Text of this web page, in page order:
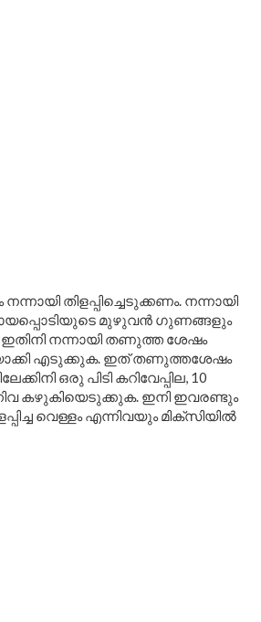
നന്നായി തിളപ്പിച്ചെടുക്കണം. നന്നായി
ചായപ്പൊടിയുടെ മുഴുവൻ ഗുണങ്ങളും
ഇതിനി നന്നായി തണുത്ത ശേഷം
എടുക്കുക. ഇത് തണുത്തശേഷം
ഒരു പിടി കറിവേപ്പില, 10
കഴുകിയെടുക്കുക. ഇനി ഇവരണ്ടും
വെള്ളം എന്നിവയും മിക്സിയിൽ